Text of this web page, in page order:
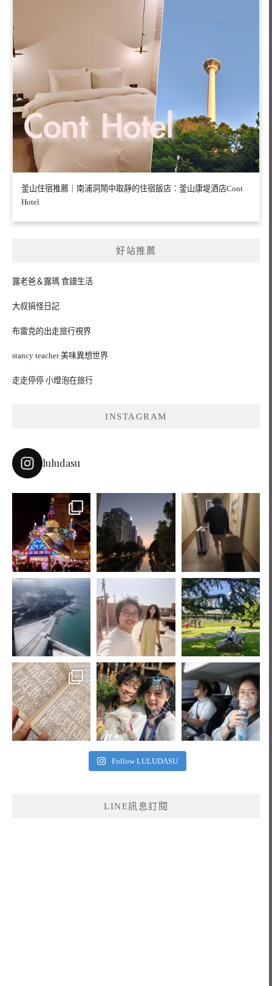
釜山住宿推薦｜南浦洞鬧中取靜的住宿飯店：釜山康堤酒店Cont
Hotel
好站推薦
露老爸＆露瑪 食譜生活
大叔搞怪日記
布雷克的出走旅行視界
stancy teacher 美味異想世界
走走停停 小燈泡在旅行
INSTAGRAM
luludasu
Follow LULUDASU
LINE訊息訂閱